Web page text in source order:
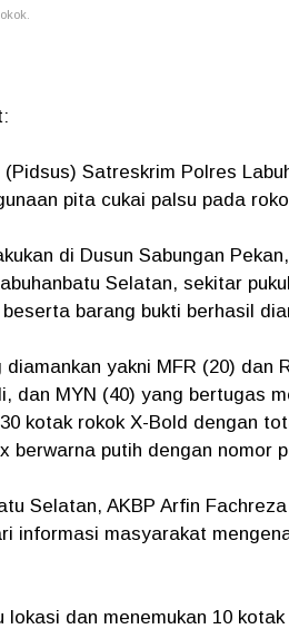
(Pidsus) Satreskrim Polres
pita cukai palsu pada
di Dusun Sabungan
Selatan, sekitar
barang bukti berhasil
yakni MFR (20) dan
dan MYN (40) yang bertugas
kotak rokok X-Bold dengan
berwarna putih dengan nomor
Selatan, AKBP Arfin
informasi masyarakat
lokasi dan menemukan 10